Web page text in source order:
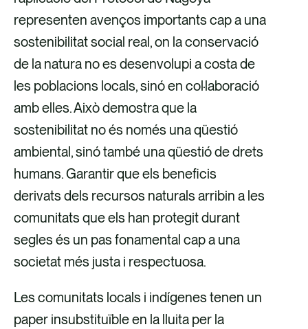
representen avenços importants cap a una
sostenibilitat social real, on la conservació
de la natura no es desenvolupi a costa de
les poblacions locals, sinó en col·laboració
amb elles. Això demostra que la
sostenibilitat no és només una qüestió
ambiental, sinó també una qüestió de drets
humans. Garantir que els beneficis
derivats dels recursos naturals arribin a les
comunitats que els han protegit durant
segles és un pas fonamental cap a una
societat més justa i respectuosa.
Les comunitats locals i indígenes tenen un
paper insubstituïble en la lluita per la